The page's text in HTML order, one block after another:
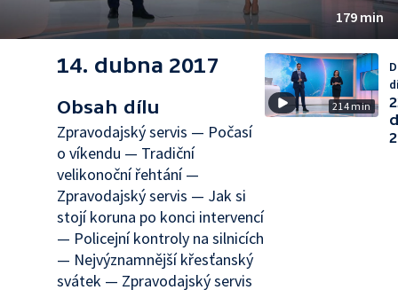
179 min
14. dubna 2017
Obsah dílu
Zpravodajský servis — Počasí
o víkendu — Tradiční
velikonoční řehtání —
Zpravodajský servis — Jak si
stojí koruna po konci intervencí
— Policejní kontroly na silnicích
— Nejvýznamnější křesťanský
svátek — Zpravodajský servis
214 min